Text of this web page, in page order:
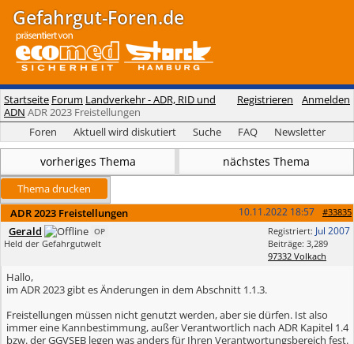
Gefahrgut-Foren.de
Registrieren Anmelden
Startseite Forum Landverkehr - ADR, RID und
ADN ADR 2023 Freistellungen
Foren
Aktuell wird diskutiert Suche FAQ Newsletter
vorheriges Thema nächstes Thema
Thema drucken
ADR 2023 Freistellungen
#33835
10.11.2022 18:57
Registriert: Jul 2007
Beiträge: 3,289
97332 Volkach
Gerald OP
Held der Gefahrgutwelt
Hallo,
im ADR 2023 gibt es Änderungen in dem Abschnitt 1.1.3.
Freistellungen müssen nicht genutzt werden, aber sie dürfen. Ist also
immer eine Kannbestimmung, außer Verantwortlich nach ADR Kapitel 1.4
bzw. der GGVSEB legen was anders für Ihren Verantwortungsbereich fest.